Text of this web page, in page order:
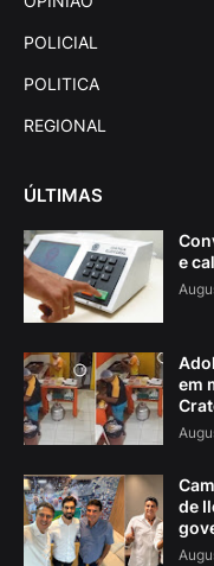
POLICIAL
POLITICA
REGIONAL
ÚLTIMAS
e
em
de